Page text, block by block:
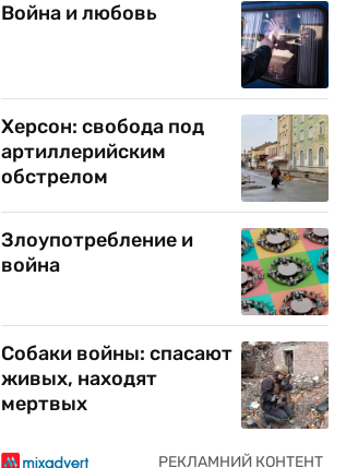
Война и любовь
Херсон: свобода под
артиллерийским
обстрелом
Злоупотребление и
война
Собаки войны: спасают
живых, находят
мертвых